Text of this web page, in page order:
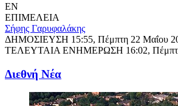
EN
ΕΠΙΜΕΛΕΙΑ
Σήφης Γαρυφαλάκης
ΔΗΜΟΣΙΕΥΣΗ 15:55, Πέμπτη 22 Μαΐου
ΤΕΛΕΥΤΑΙΑ ΕΝΗΜΕΡΩΣΗ 16:02,
Διεθνή Νέα